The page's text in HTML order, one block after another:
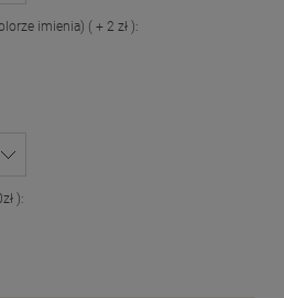
imienia) ( + 2 zł ):
):